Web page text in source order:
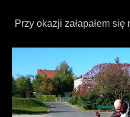
Przy okazji załapałem